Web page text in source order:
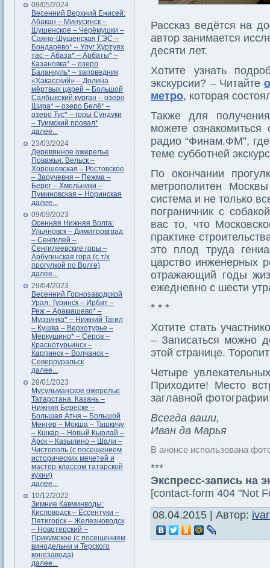
09/05/2024
Весенний Верхний Енисей:
Абакан – Минусинск –
Шушенское – Черёмушки –
Саяно-Шушенская ГЭС –
Бондарёво* – Улуг Хуртуях
тас – Абаза* – Арбаты* –
Казановка* – озеро
Баланкуль* – заповедник
«Хакасский» – Долина
мёртвых царей – Большой
Салбыкский курган – озеро
Шира* – озеро Белё* –
озеро Тус* – горы Сундуки
– Туимский провал*
далее...
23/03/2024
Деревянное ожерелье
Поважья: Вельск –
Хорошевская – Ростовское
– Заручевня – Пежма –
Берег – Хмельники –
Пуминовская – Норинская
далее...
09/09/2023
Осенняя Нижняя Волга:
Ульяновск – Димитровград
– Сенгилей –
Сенгилеевские горы –
Арбугинская гора (с т/х
прогулкой по Волге)
далее...
29/04/2023
Весенний Горнозаводской
Урал: Туринск – Ирбит –
Реж – Арамашево* –
Мурзинка* – Нижний Тагил
– Кушва – Верхотурье –
Меркушино* – Серов –
Краснотурьинск –
Карпинск – Волчанск –
Североуральск
далее...
28/01/2023
Мусульманское ожерелье
Татарстана: Казань –
Нижняя Береске –
Большая Атня – Большой
Менгер – Мокша – Ташкичу
– Кшкар – Новый Кырлай –
Арск – Казылино – Шали –
Чистополь (с посещением
исторических мечетей и
мастер-классом татарской
кухни)
далее...
10/12/2022
Зимние Кавминводы:
Кисловодск – Ессентуки –
Пятигорск – Железноводск
– Новотерский –
Прикумское (с посещением
винодельни и Терского
конезавода)
далее...
Рассказ ведётся на
автор занимается
десяти лет.
Хотите узнать
экскурсии? – Читайте
метро, которая
Также для
можете
радио “Финам.ФМ”,
теме субботней
По окончании
метрополитен
система и не только
пограничник с
вас то, что
практике
это плод труда
царство инженерных
отражающий годы
ежедневно с шести
* * *
Хотите стать
– Записаться можно
этой странице.
Четыре
Приходите! Место
заглавной
Всегда ваши,
Иван да Марья
В анонсе использована
***
Экспресс-запись на
[contact-form 404 "Not
08.04.2015 | Автор: